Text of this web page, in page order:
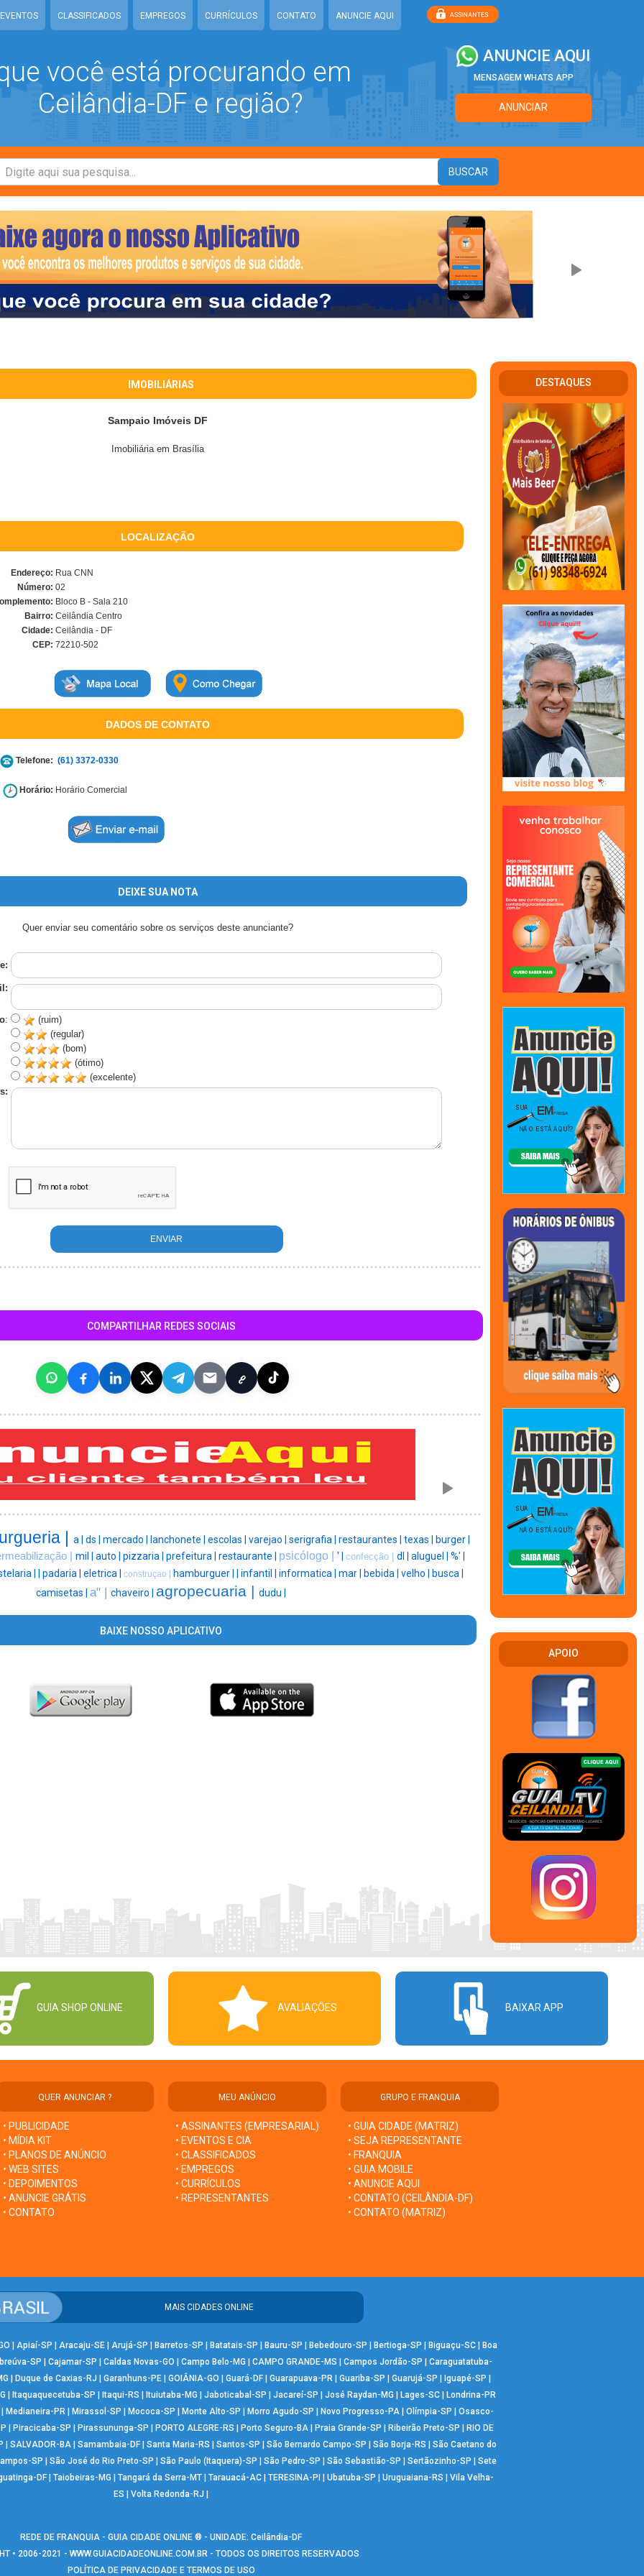
EVENTOS CLASSIFICADOS EMPREGOS CURRÍCULOS CONTATO ANUNCIE AQUI
você está procurando em
Ceilândia-DF e região?
ANUNCIE AQUI
MENSAGEM WHATS APP
ANUNCIAR
IMOBILIÁRIAS
Sampaio Imóveis DF
Imobiliária em Brasília
LOCALIZAÇÃO
Endereço: Rua CNN
Número: 02
Bloco B - Sala 210
Bairro: Ceilândia Centro
Cidade: Ceilândia - DF
CEP: 72210-502
DADOS DE CONTATO
Telefone: (61) 3372-0330
Horário: Horário Comercial
DEIXE SUA NOTA
Quer enviar seu comentário sobre os serviços deste anunciante?
:
(ruim)
(regular)
(bom)
(ótimo)
(excelente)
COMPARTILHAR REDES SOCIAIS
| a | ds | mercado | lanchonete | escolas | varejao | serigrafia | restaurantes | texas |
burger |
| mil | auto | pizzaria | prefeitura | restaurante | psicólogo | ' | confecção | dl | aluguel | %' |
|
padaria | eletrica | construçao | hamburguer | infantil | informatica | mar | bebida | velho |
busca |
camisetas | a" | chaveiro | agropecuaria | dudu |
BAIXE NOSSO APLICATIVO
DESTAQUES
APOIO
GUIA SHOP ONLINE AVALIAÇÕES BAIXAR APP
QUER ANUNCIAR ?
• PUBLICIDADE
• MÍDIA KIT
• PLANOS DE ANÚNCIO
• WEB SITES
• DEPOIMENTOS
• ANUNCIE GRÁTIS
• CONTATO
MEU ANÚNCIO
• ASSINANTES (EMPRESARIAL)
• EVENTOS E CIA
• CLASSIFICADOS
• EMPREGOS
• CURRÍCULOS
• REPRESENTANTES
GRUPO E FRANQUIA
• GUIA CIDADE (MATRIZ)
• SEJA REPRESENTANTE
• FRANQUIA
• GUIA MOBILE
• ANUNCIE AQUI
• CONTATO (CEILÂNDIA-DF)
• CONTATO (MATRIZ)
MAIS CIDADES ONLINE
Apiaí-SP Aracaju-SE| Arujá-SP Barretos-SP Batatais-SP Bauru-SP Bebedouro-SP Bertioga-SP Biguaçu-SC|
Boa
SP
Cajamar-SP Caldas Novas-GO Campo Belo-MG CAMPO GRANDE-MS Campos Jordão-SP
Caraguatatuba-
Duque de Caxias-RJ Garanhuns-PE GOIÂNIA-GO Guará-DF Guarapuava-PR Guariba-SP Guarujá-SP Iguapé-SP
Itaquaquecetuba-SP Itaqui-RS Ituiutaba-MG Jaboticabal-SP Jacareí-SP José Raydan-MG Lages-SC|
Londrina-PR
Medianeira-PR Mirassol-SP Mococa-SP Monte Alto-SP Morro Agudo-SP Novo Progresso-PA Olímpia-SP
Osasco-
Piracicaba-SP Pirassununga-SP PORTO ALEGRE-RS Porto Seguro-BA| Praia Grande-SP Ribeirão Preto-SP
RIO DE
SALVADOR-BA Samambaia-DF Santa Maria-RS Santos-SP São Bernardo Campo-SP São Borja-RS
São Caetano do
SP
São José do Rio Preto-SP São Paulo (Itaquera)-SP São Pedro-SP São Sebastião-SP Sertãozinho-SP
Sete
DF| Taiobeiras-MG Tangará da Serra-MT| Tarauacá-AC| TERESINA-PI Ubatuba-SP Uruguaiana-RS
Vila Velha-
ES
Volta Redonda-RJ
REDE DE FRANQUIA - GUIA CIDADE ONLINE ® - UNIDADE: Ceilândia-DF
• 2006-2021 - WWW.GUIACIDADEONLINE.COM.BR - TODOS OS DIREITOS RESERVADOS
POLÍTICA DE PRIVACIDADE E TERMOS DE USO